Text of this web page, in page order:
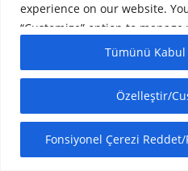
experience on our website.
“Customize” option to
All” to accept the use of all
Cookie” if you wish to reject
website and for what
always change your
panel. Çerez Politikası/Cookie
Özelleştir/
Fonsiyonel Çerezi
Tümünü Kabul
by
FameThemes